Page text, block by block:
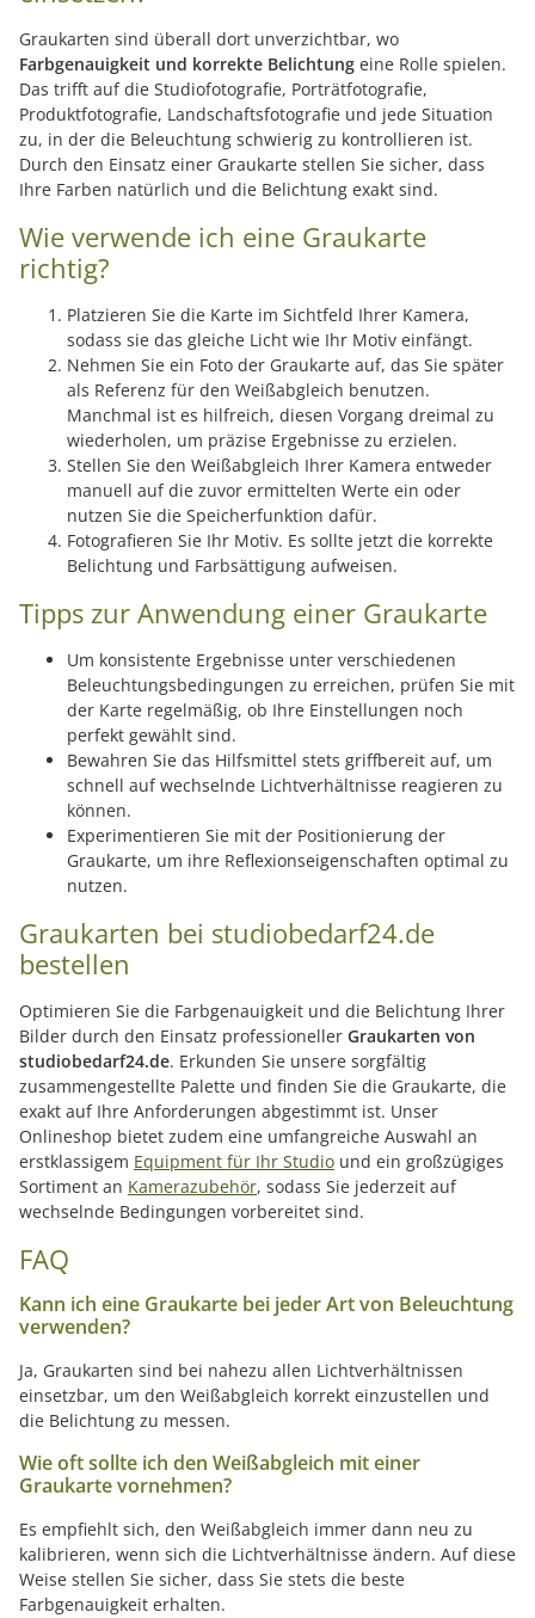
Graukarten sind überall dort unverzichtbar, wo
Farbgenauigkeit und korrekte Belichtung eine Rolle spielen.
Das trifft auf die Studiofotografie, Porträtfotografie,
Produktfotografie, Landschaftsfotografie und jede Situation
zu, in der die Beleuchtung schwierig zu kontrollieren ist.
Durch den Einsatz einer Graukarte stellen Sie sicher, dass
Ihre Farben natürlich und die Belichtung exakt sind.
Wie verwende ich eine Graukarte
richtig?
Platzieren Sie die Karte im Sichtfeld Ihrer Kamera,
sodass sie das gleiche Licht wie Ihr Motiv einfängt.
Nehmen Sie ein Foto der Graukarte auf, das Sie später
als Referenz für den Weißabgleich benutzen.
Manchmal ist es hilfreich, diesen Vorgang dreimal zu
wiederholen, um präzise Ergebnisse zu erzielen.
Stellen Sie den Weißabgleich Ihrer Kamera entweder
manuell auf die zuvor ermittelten Werte ein oder
nutzen Sie die Speicherfunktion dafür.
Fotografieren Sie Ihr Motiv. Es sollte jetzt die korrekte
Belichtung und Farbsättigung aufweisen.
Tipps zur Anwendung einer Graukarte
Um konsistente Ergebnisse unter verschiedenen
Beleuchtungsbedingungen zu erreichen, prüfen Sie mit
der Karte regelmäßig, ob Ihre Einstellungen noch
perfekt gewählt sind.
Bewahren Sie das Hilfsmittel stets griffbereit auf, um
schnell auf wechselnde Lichtverhältnisse reagieren zu
können.
Experimentieren Sie mit der Positionierung der
Graukarte, um ihre Reflexionseigenschaften optimal zu
nutzen.
Graukarten bei studiobedarf24.de
bestellen
Optimieren Sie die Farbgenauigkeit und die Belichtung Ihrer
Bilder durch den Einsatz professioneller Graukarten von
studiobedarf24.de. Erkunden Sie unsere sorgfältig
zusammengestellte Palette und finden Sie die Graukarte, die
exakt auf Ihre Anforderungen abgestimmt ist. Unser
Onlineshop bietet zudem eine umfangreiche Auswahl an
erstklassigem Equipment für Ihr Studio und ein großzügiges
Sortiment an Kamerazubehör, sodass Sie jederzeit auf
wechselnde Bedingungen vorbereitet sind.
FAQ
Kann ich eine Graukarte bei jeder Art von Beleuchtung
verwenden?
Ja, Graukarten sind bei nahezu allen Lichtverhältnissen
einsetzbar, um den Weißabgleich korrekt einzustellen und
die Belichtung zu messen.
Wie oft sollte ich den Weißabgleich mit einer
Graukarte vornehmen?
Es empfiehlt sich, den Weißabgleich immer dann neu zu
kalibrieren, wenn sich die Lichtverhältnisse ändern. Auf diese
Weise stellen Sie sicher, dass Sie stets die beste
Farbgenauigkeit erhalten.